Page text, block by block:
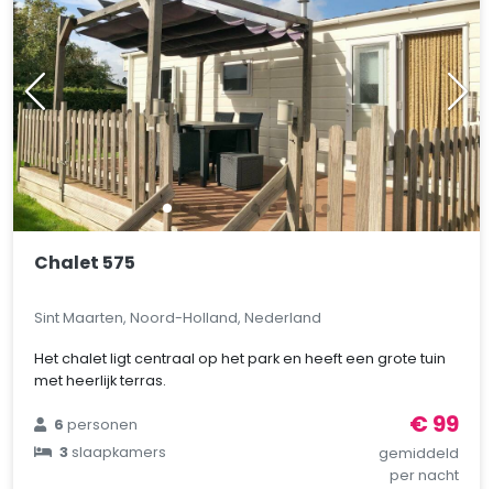
Chalet 575
Sint Maarten, Noord-Holland, Nederland
Het chalet ligt centraal op het park en heeft een grote tuin
met heerlijk terras.
6personen
3slaapkamers
€ 99
gemiddeld
per nacht